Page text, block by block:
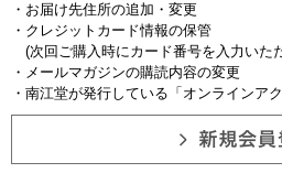
・お届け先住所の追加・変更
・クレジットカード情報の保管
(次回ご購入時にカード番号を入力いた
・メールマガジンの購読内容の変更
・南江堂が発行している「オンラインア